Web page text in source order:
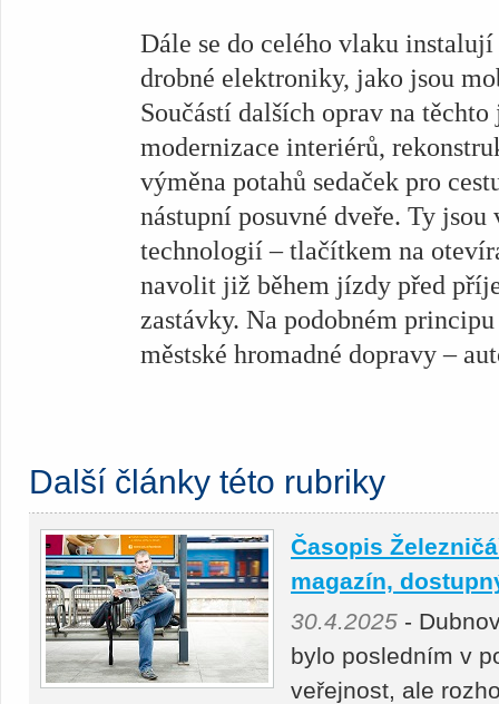
Dále se do celého vlaku
drobné elektroniky, jako jsou
Součástí dalších oprav na
modernizace interiérů,
výměna potahů sedaček pro
nástupní posuvné dveře. Ty
technologií – tlačítkem na
navolit již během jízdy před
zastávky. Na podobném
městské hromadné dopravy –
Další články této rubriky
Časopis
magazín,
30.4.2025 -
bylo posledním v
veřejnost, ale